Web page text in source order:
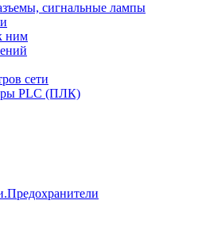
сигнальные лампы
ним
сети
PLC (ПЛК)